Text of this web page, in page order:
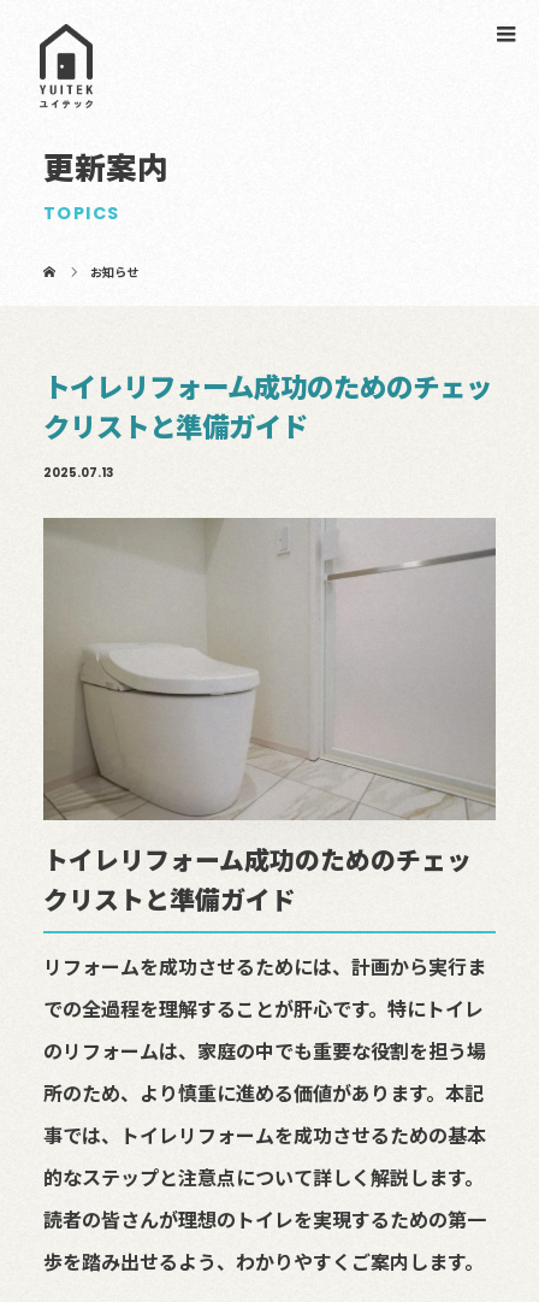
更新案内
TOPICS
お知らせ
トイレリフォーム成功のためのチェッ
クリストと準備ガイド
2025.07.13
トイレリフォーム成功のためのチェッ
クリストと準備ガイド
リフォームを成功させるためには、計画から実行ま
での全過程を理解することが肝心です。特にトイレ
のリフォームは、家庭の中でも重要な役割を担う場
所のため、より慎重に進める価値があります。本記
事では、トイレリフォームを成功させるための基本
的なステップと注意点について詳しく解説します。
読者の皆さんが理想のトイレを実現するための第一
歩を踏み出せるよう、わかりやすくご案内します。